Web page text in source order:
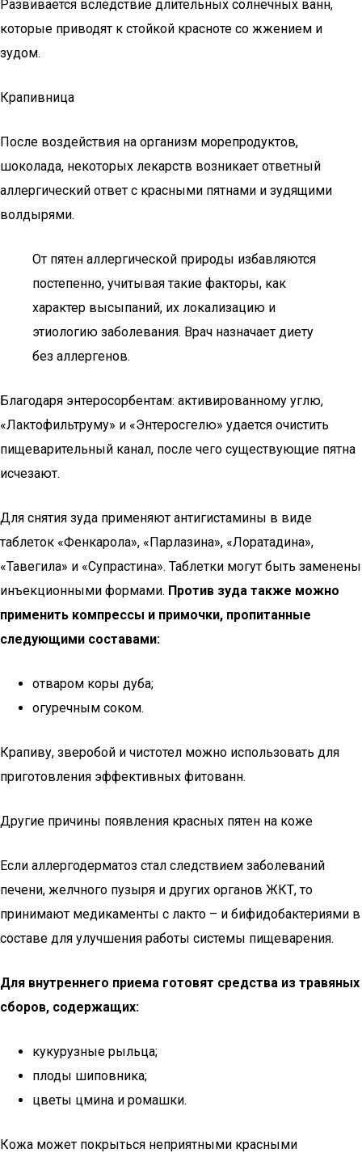
Развивается вследствие длительных солнечных ванн,
которые приводят к стойкой красноте со жжением и
зудом.
Крапивница
После воздействия на организм морепродуктов,
шоколада, некоторых лекарств возникает ответный
аллергический ответ с красными пятнами и зудящими
волдырями.
От пятен аллергической природы избавляются
постепенно, учитывая такие факторы, как
характер высыпаний, их локализацию и
этиологию заболевания. Врач назначает диету
без аллергенов.
Благодаря энтеросорбентам: активированному углю,
«Лактофильтруму» и «Энтеросгелю» удается очистить
пищеварительный канал, после чего существующие пятна
исчезают.
Для снятия зуда применяют антигистамины в виде
таблеток «Фенкарола», «Парлазина», «Лоратадина»,
«Тавегила» и «Супрастина». Таблетки могут быть заменены
инъекционными формами. Против зуда также можно
применить компрессы и примочки, пропитанные
следующими составами:
отваром коры дуба;
огуречным соком.
Крапиву, зверобой и чистотел можно использовать для
приготовления эффективных фитованн.
Другие причины появления красных пятен на коже
Если аллергодерматоз стал следствием заболеваний
печени, желчного пузыря и других органов ЖКТ, то
принимают медикаменты с лакто – и бифидобактериями в
составе для улучшения работы системы пищеварения.
Для внутреннего приема готовят средства из травяных
сборов, содержащих:
кукурузные рыльца;
плоды шиповника;
цветы цмина и ромашки.
Кожа может покрыться неприятными красными